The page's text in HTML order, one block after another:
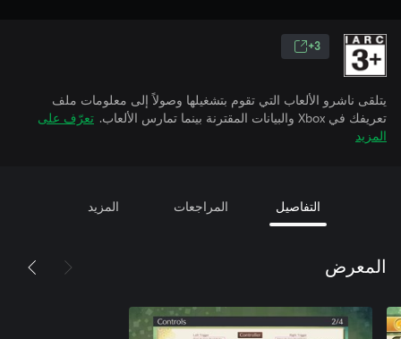
3+
يتلقى ناشرو الألعاب التي تقوم بتشغيلها وصولاً إلى معلومات ملف
تعريفك في Xbox والبيانات المقترنة بينما تمارس الألعاب.
تعرّف على
المزيد
التفاصيل المراجعات المزيد
المعرض